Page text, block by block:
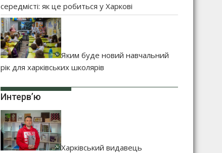
середмісті: як це робиться у Харкові
Яким буде новий навчальний
рік для харківських школярів
Интерв’ю
Харківський видавець